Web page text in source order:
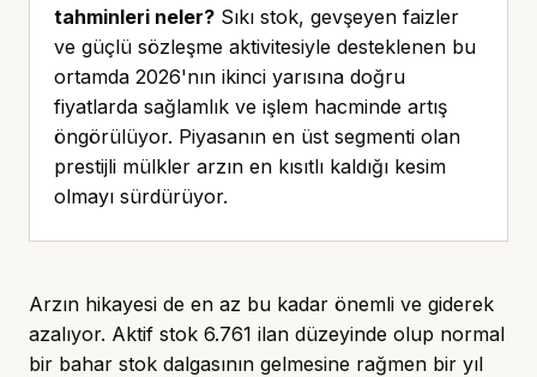
tahminleri neler? Sıkı stok, gevşeyen faizler
ve güçlü sözleşme aktivitesiyle desteklenen bu
ortamda 2026'nın ikinci yarısına doğru
fiyatlarda sağlamlık ve işlem hacminde artış
öngörülüyor. Piyasanın en üst segmenti olan
prestijli mülkler arzın en kısıtlı kaldığı kesim
olmayı sürdürüyor.
Arzın hikayesi de en az bu kadar önemli ve giderek
azalıyor. Aktif stok 6.761 ilan düzeyinde olup normal
bir bahar stok dalgasının gelmesine rağmen bir yıl